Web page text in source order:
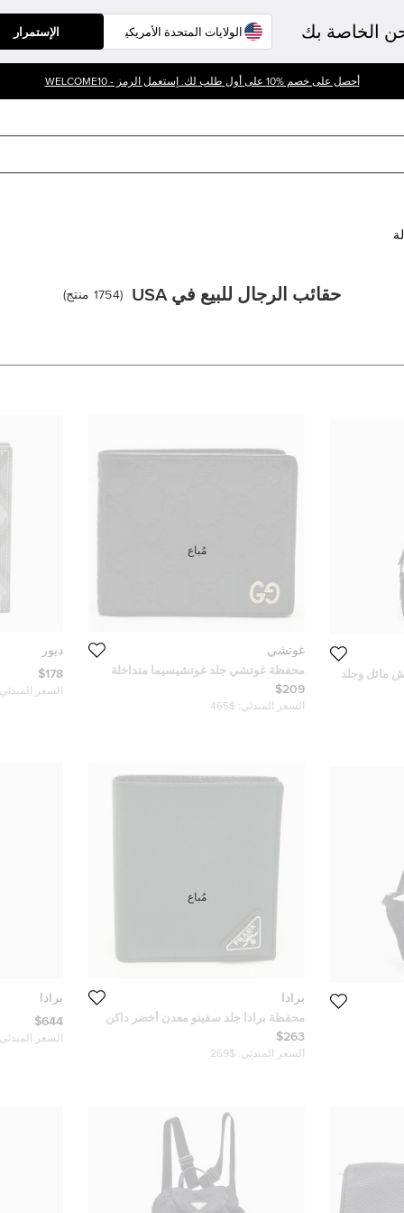
الخاصة بك الإستمرار
أحصل على خصم %10 على أول طلب لك. إستعمل الرمز - WELCOME10
حقائب الرجال للبيع في USA (
1754 منتج)
مائل وجلد
غوتشي
محفظة غوتشي جلد غوتشيسيما متداخلة
الشعار أسود ثنائية الطي
$209
السعر المبدئي: $465
مُباع
ديور
$178
السعر
برادا
محفظة برادا جلد سفينو معدن أخضر داكن
بشعار ثنائية الطي
$263
السعر المبدئي: $269
مُباع
برادا
$644
السعر